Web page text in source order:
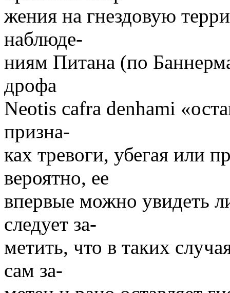
жения на гнездовую
наблюде-
ниям Питана (по
дрофа
Neotis cafra denhami
призна-
ках тревоги, убегая или
вероятно, ее
впервые можно увидеть
следует за-
метить, что в таких
сам за-